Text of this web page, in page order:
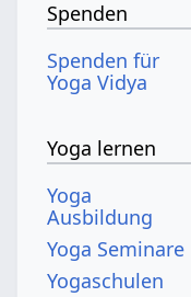
Spenden
Spenden für
Yoga Vidya
Yoga lernen
Yoga
Ausbildung
Yoga Seminare
Yogaschulen